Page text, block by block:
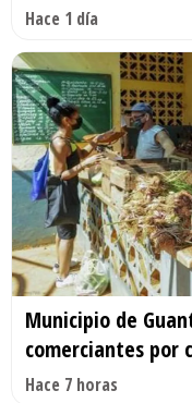
Hace 1 día
Municipio de
comerciantes por
Hace 7 horas